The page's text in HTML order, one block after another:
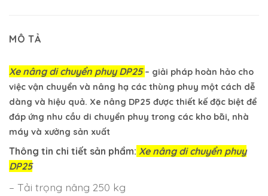
MÔ TẢ
Xe nâng di chuyển phuy DP25– giải pháp hoàn hảo cho
việc vận chuyển và nâng hạ các thùng phuy một cách dễ
dàng và hiệu quả. Xe nâng DP25 được thiết kế đặc biệt để
đáp ứng nhu cầu di chuyển phuy trong các kho bãi, nhà
máy và xưởng sản xuất
Thông tin chi tiết sản phẩm: Xe nâng di chuyển phuy
DP25
– Tải trọng nâng 250 kg